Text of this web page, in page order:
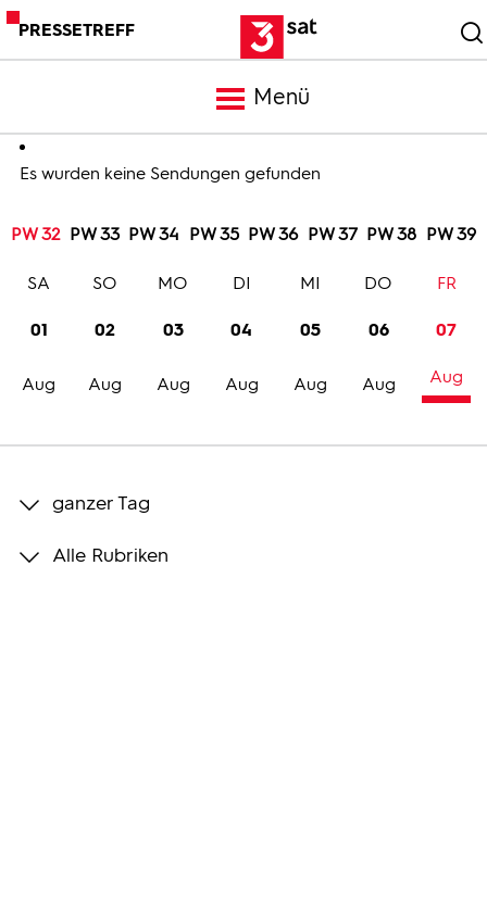
PRESSETREFF
Menü
Meldungen
Programm
Trailer
Bilder
Es wurden keine Sendungen gefunden
PW 32 PW 33 PW 34 PW 35 PW 36 PW 37 PW 38 PW 39
01
Aug
SA
02
Aug
SO
03
Aug
MO
04
Aug
DI
05
Aug
MI
06
Aug
DO
07
Aug
FR
ganzer Tag
Alle Rubriken